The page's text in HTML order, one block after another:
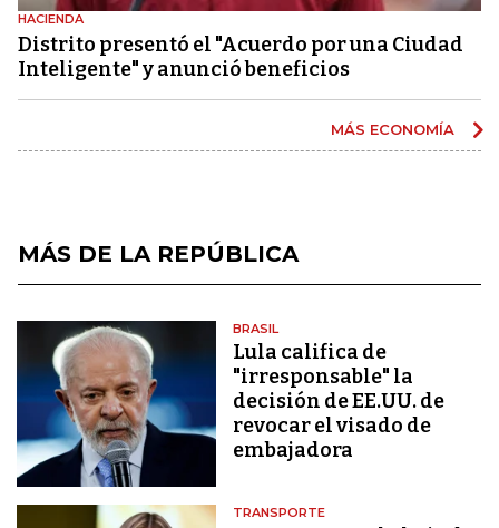
HACIENDA
Distrito presentó el "Acuerdo por una Ciudad
Inteligente" y anunció beneficios
MÁS ECONOMÍA
MÁS DE LA REPÚBLICA
BRASIL
Lula califica de
"irresponsable" la
decisión de EE.UU. de
revocar el visado de
embajadora
TRANSPORTE